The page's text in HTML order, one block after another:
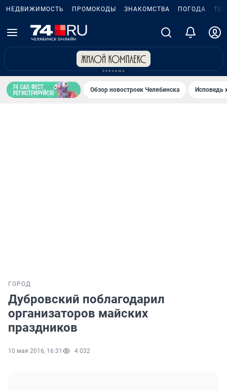
НЕДВИЖИМОСТЬ ПРОМОКОДЫ ЗНАКОМСТВА ПОГОДА
Обзор новостроек Челябинска Исповедь
ГОРОД
Дубровский поблагодарил
организаторов майских
праздников
10 мая 2016, 16:31 4 032